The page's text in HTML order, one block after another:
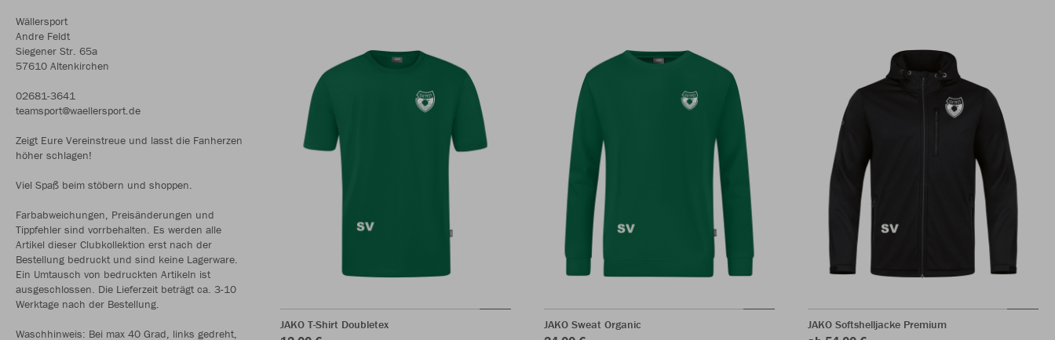
Wällersport
Andre Feldt
Siegener Str. 65a
57610 Altenkirchen
02681-3641
teamsport@waellersport.de
Zeigt Eure Vereinstreue und lasst die Fanherzen
höher schlagen!
Viel Spaß beim stöbern und shoppen.
Farbabweichungen, Preisänderungen und
Tippfehler sind vorrbehalten. Es werden alle
Artikel dieser Clubkollektion erst nach der
Bestellung bedruckt und sind keine Lagerware.
Ein Umtausch von bedruckten Artikeln ist
ausgeschlossen. Die Lieferzeit beträgt ca. 3-10
Werktage nach der Bestellung.
Waschhinweis: Bei max 40 Grad, links gedreht,
JAKO T-Shirt Doubletex JAKO Sweat Organic JAKO Softshelljacke Premium